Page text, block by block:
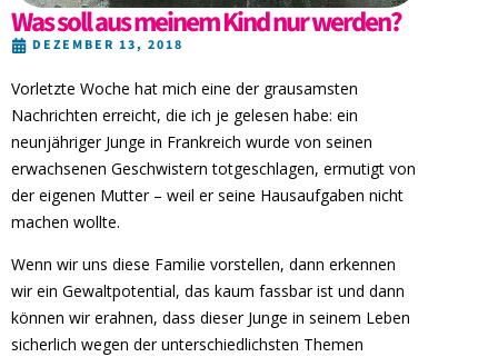
Was soll aus meinem Kind nur werden?
DEZEMBER 13, 2018
Vorletzte Woche hat mich eine der grausamsten
Nachrichten erreicht, die ich je gelesen habe: ein
neunjähriger Junge in Frankreich wurde von seinen
erwachsenen Geschwistern totgeschlagen, ermutigt von
der eigenen Mutter – weil er seine Hausaufgaben nicht
machen wollte.
Wenn wir uns diese Familie vorstellen, dann erkennen
wir ein Gewaltpotential, das kaum fassbar ist und dann
können wir erahnen, dass dieser Junge in seinem Leben
sicherlich wegen der unterschiedlichsten Themen